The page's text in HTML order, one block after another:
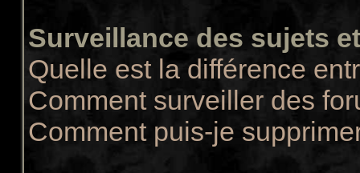
Surveillance des sujets
Quelle est la différence
Comment surveiller des
Comment puis-je